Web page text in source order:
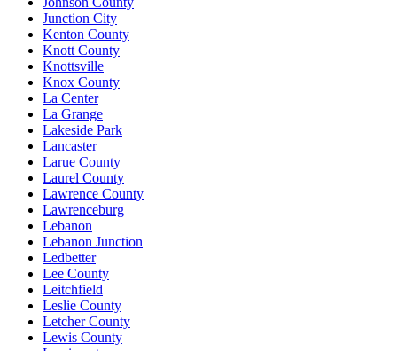
Junction City
Kenton County
Knott County
Knottsville
Knox County
La Center
La Grange
Lakeside Park
Lancaster
Larue County
Laurel County
Lawrence County
Lawrenceburg
Lebanon
Lebanon Junction
Ledbetter
Lee County
Leitchfield
Leslie County
Letcher County
Lewis County